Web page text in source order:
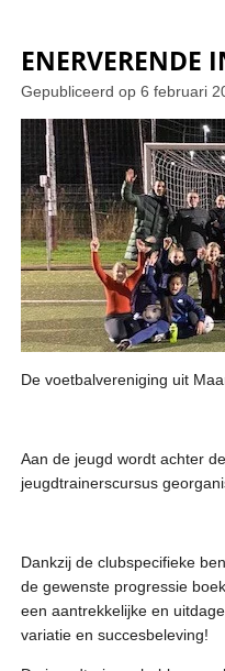
ENERVERENDE
Gepubliceerd op 6 februari
De voetbalvereniging uit
Aan de jeugd wordt achter
jeugdtrainerscursus
Dankzij de clubspecifieke
de gewenste progressie
een aantrekkelijke en
variatie en succesbeleving!